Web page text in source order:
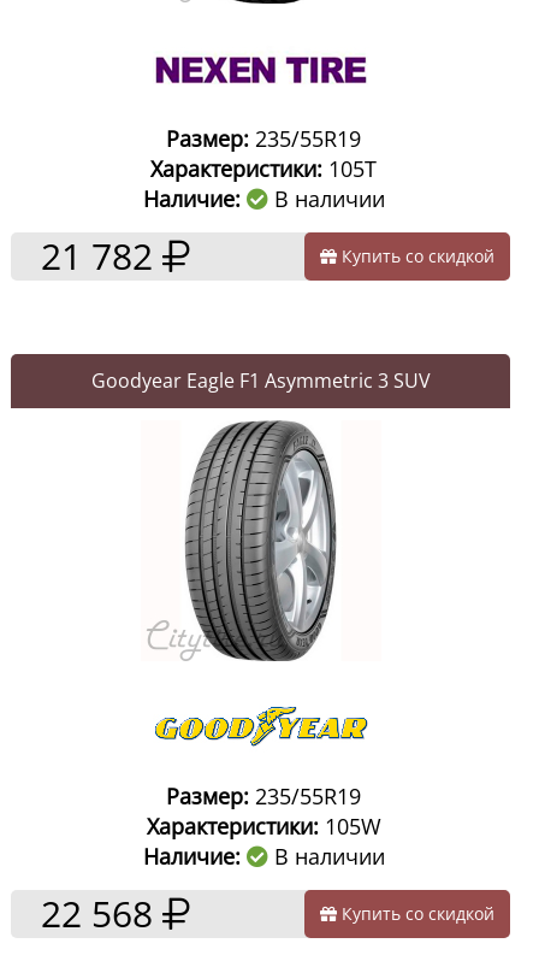
Размер: 235/55R19
Характеристики: 105T
Наличие:
В наличии
21 782 Купить со скидкой
Goodyear Eagle F1 Asymmetric 3 SUV
Размер: 235/55R19
Характеристики:105W
Наличие:
В наличии
22 568 Купить со скидкой